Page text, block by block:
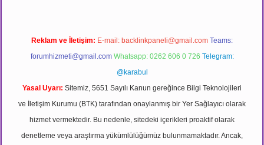
Reklam ve İletişim: E-mail: backlinkpaneli@gmail.com Teams:
forumhizmeti@gmail.com Whatsapp: 0262 606 0 726 Telegram:
@karabul
Yasal Uyarı: Sitemiz, 5651 Sayılı Kanun gereğince Bilgi Teknolojileri
ve İletişim Kurumu (BTK) tarafından onaylanmış bir Yer Sağlayıcı olarak
hizmet vermektedir. Bu nedenle, sitedeki içerikleri proaktif olarak
denetleme veya araştırma yükümlülüğümüz bulunmamaktadır. Ancak,